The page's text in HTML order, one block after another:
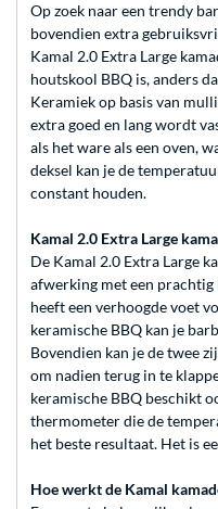
Op zoek naar een trendy
bovendien extra
Kamal 2.0 Extra Large
houtskool BBQ is, anders
Keramiek op basis van
extra goed en lang wordt
als het ware als een oven,
deksel kan je de
constant houden.
Kamal 2.0 Extra Large
De Kamal 2.0 Extra Large
afwerking met een
heeft een verhoogde voet
keramische BBQ kan je
Bovendien kan je de twee
om nadien terug in te
keramische BBQ beschikt
thermometer die de
het beste resultaat. Het is
Hoe werkt de Kamal